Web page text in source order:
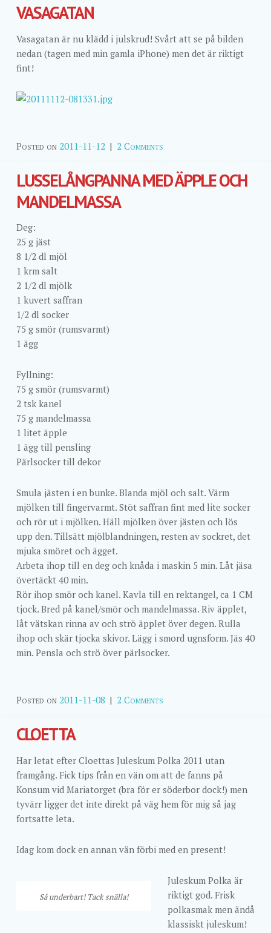
VASAGATAN
Vasagatan är nu klädd i julskrud! Svårt att se på bilden
nedan (tagen med min gamla iPhone) men det är riktigt
fint!
Posted on 2011-11-12 | 2 Comments
LUSSELÅNGPANNA MED ÄPPLE OCH
MANDELMASSA
Deg:
25 g jäst
8 1/2 dl mjöl
1 krm salt
2 1/2 dl mjölk
1 kuvert saffran
1/2 dl socker
75 g smör (rumsvarmt)
1 ägg
Fyllning:
75 g smör (rumsvarmt)
2 tsk kanel
75 g mandelmassa
1 litet äpple
1 ägg till pensling
Pärlsocker till dekor
Smula jästen i en bunke. Blanda mjöl och salt. Värm
mjölken till fingervarmt. Stöt saffran fint med lite socker
och rör ut i mjölken. Häll mjölken över jästen och lös
upp den. Tillsätt mjölblandningen, resten av sockret, det
mjuka smöret och ägget.
Arbeta ihop till en deg och knåda i maskin 5 min. Låt jäsa
övertäckt 40 min.
Rör ihop smör och kanel. Kavla till en rektangel, ca 1 CM
tjock. Bred på kanel/smör och mandelmassa. Riv äpplet,
låt vätskan rinna av och strö äpplet över degen. Rulla
ihop och skär tjocka skivor. Lägg i smord ugnsform. Jäs 40
min. Pensla och strö över pärlsocker.
Posted on 2011-11-08 | 2 Comments
CLOETTA
Har letat efter Cloettas Juleskum Polka 2011 utan
framgång. Fick tips från en vän om att de fanns på
Konsum vid Mariatorget (bra för er söderbor dock!) men
tyvärr ligger det inte direkt på väg hem för mig så jag
fortsatte leta.
Idag kom dock en annan vän förbi med en present!
Så underbart! Tack snälla!
Juleskum Polka är
riktigt god. Frisk
polkasmak men ändå
klassiskt juleskum!